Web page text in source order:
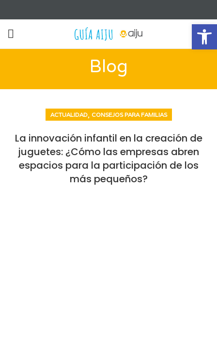
Blog
ACTUALIDAD, CONSEJOS PARA FAMILIAS
La innovación infantil en la creación de
juguetes: ¿Cómo las empresas abren
espacios para la participación de los
más pequeños?